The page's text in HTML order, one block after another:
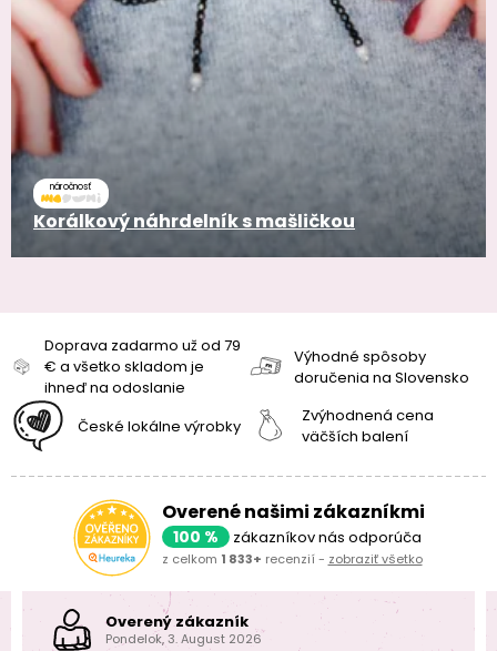
náročnosť
Korálkový náhrdelník s mašličkou
Doprava zadarmo už od 79
€ a všetko skladom je
ihneď na odoslanie
Výhodné spôsoby
doručenia na Slovensko
České lokálne výrobky
Zvýhodnená cena
väčších balení
Overené našimi zákazníkmi
100 % zákazníkov nás odporúča
z celkom 1 833+ recenzií - zobraziť všetko
Overený zákazník
Pondelok, 3. August 2026